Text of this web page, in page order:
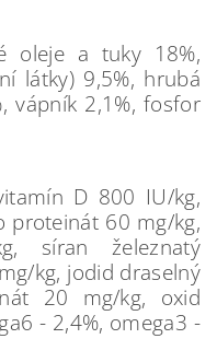
oleje a tuky 18%,
látky) 9,5%, hrubá
vápník 2,1%, fosfor
D 800 IU/kg,
proteinát 60 mg/kg,
síran železnatý
kg, jodid draselný
20 mg/kg, oxid
- 2,4%, omega3 -